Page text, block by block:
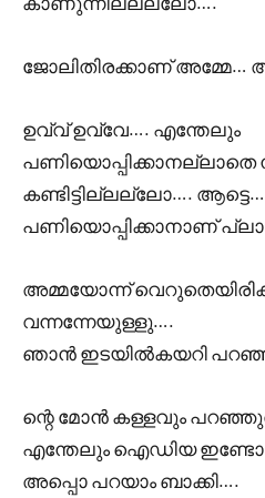
ജോലിതിരക്കാണ് അമ്മേ…
ഉവ്വ് ഉവ്വേ…. എന്തേലും
കണ്ടിട്ടില്ലല്ലോ…. ആട്ടെ…
പണിയൊപ്പിക്കാനാണ്
അമ്മയോന്ന്
വന്നന്നേയുള്ളു….
ഞാൻ ഇടയിൽകയറി
ന്റെ മോൻ കള്ളവും
എന്തേലും ഐഡിയ
അപ്പൊ പറയാം ബാക്കി….